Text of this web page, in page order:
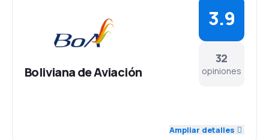
Boliviana de Aviación
32
opiniones
3.9
Ampliar detalles